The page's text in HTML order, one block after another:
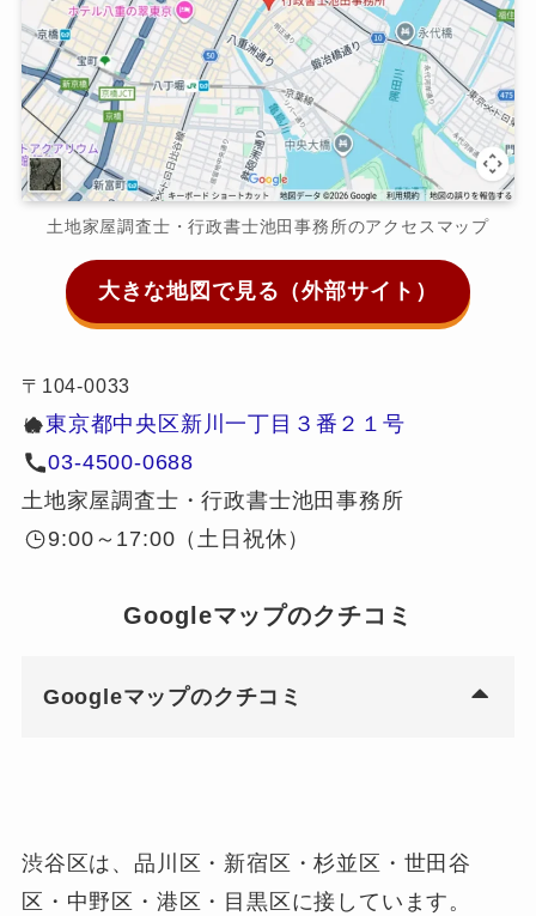
土地家屋調査士・行政書士池田事務所のアクセスマップ
大きな地図で見る（外部サイト）
〒104-0033
ゆ東京都中央区新川一丁目３番２１号
03-4500-0688
土地家屋調査士・行政書士池田事務所
9:00～17:00（土日祝休）
Googleマップのクチコミ
Googleマップのクチコミ
渋谷区は、品川区・新宿区・杉並区・世田谷
区・中野区・港区・目黒区に接しています。